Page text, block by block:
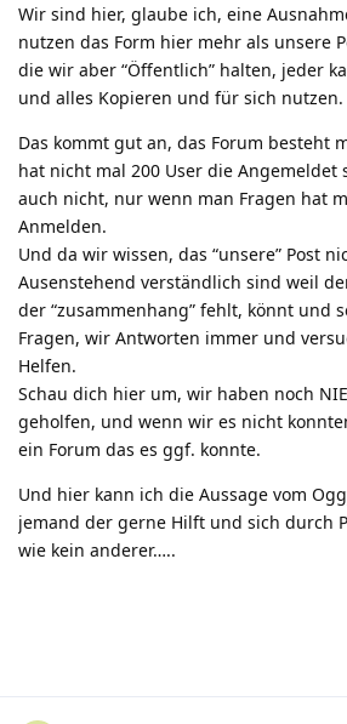
Wir sind hier, glaube ich, eine
nutzen das Form hier mehr als unsere
die wir aber “Öffentlich” halten, jeder
und alles Kopieren und für sich nutzen.
Das kommt gut an, das Forum besteht
hat nicht mal 200 User die Angemeldet
auch nicht, nur wenn man Fragen hat
Anmelden.
Und da wir wissen, das “unsere” Post
Ausenstehend verständlich sind weil
der “zusammenhang” fehlt, könnt und
Fragen, wir Antworten immer und
Helfen.
Schau dich hier um, wir haben noch
geholfen, und wenn wir es nicht
ein Forum das es ggf. konnte.
Und hier kann ich die Aussage vom
jemand der gerne Hilft und sich durch
wie kein anderer…..